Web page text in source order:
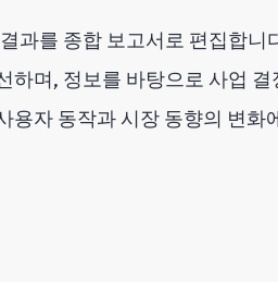
과를 종합 보고서로 편집합
하며, 정보를 바탕으로 사업
용자 동작과 시장 동향의 변